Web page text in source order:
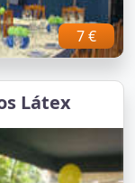
7 €
Látex